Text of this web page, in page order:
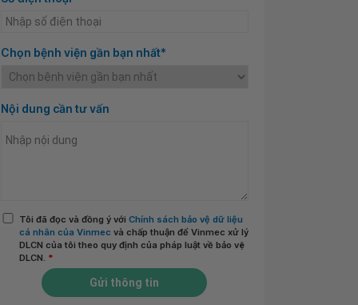
Chọn bệnh viện gần bạn nhất*
Nội dung cần tư vấn
Tôi đã đọc và đồng ý với Chính sách bảo vệ dữ liệu
cá nhân của Vinmec và chấp thuận để Vinmec xử lý
DLCN của tôi theo quy định của pháp luật về bảo vệ
DLCN. *
Gửi thông tin